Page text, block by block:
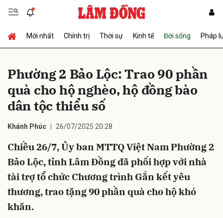
Mới nhất Chính trị Thời sự Kinh tế Đời sống Pháp
Phường 2 Bảo Lộc: Trao 90 phần
quà cho hộ nghèo, hộ đồng bào
dân tộc thiểu số
Khánh Phúc 26/07/2025 20:28
Chiều 26/7, Ủy ban MTTQ Việt Nam Phường 2
Bảo Lộc, tỉnh Lâm Đồng đã phối hợp với nhà
tài trợ tổ chức Chương trình Gắn kết yêu
thương, trao tặng 90 phần quà cho hộ khó
khăn.
Gửi bình luận
Hủy Gửi